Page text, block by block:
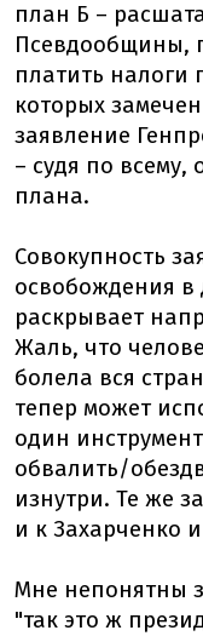
план Б –
Псевдообщины,
платить налоги
которых
заявление
– судя по всему,
плана.
Совокупность
освобождения в
раскрывает
Жаль, что
болела вся
тепер может
один
обвалить/
изнутри. Те же
и к Захарченко
Мне непонятны
"так это ж